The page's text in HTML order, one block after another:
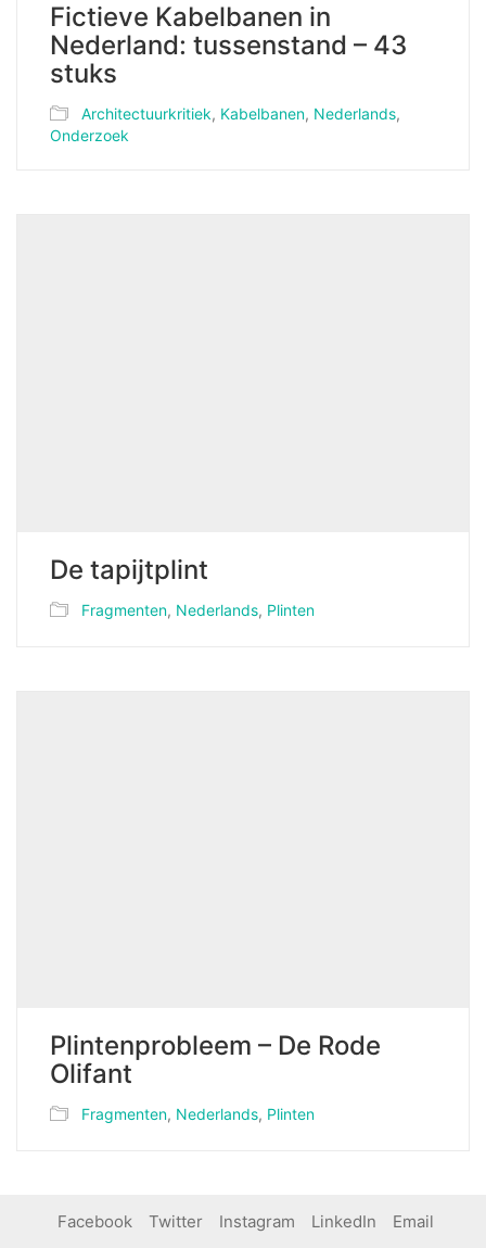
Fictieve Kabelbanen in
Nederland: tussenstand – 43
stuks
Architectuurkritiek, Kabelbanen, Nederlands,
Onderzoek
De tapijtplint
Fragmenten, Nederlands, Plinten
Plintenprobleem – De Rode
Olifant
Fragmenten, Nederlands, Plinten
Facebook Twitter Instagram LinkedIn Email